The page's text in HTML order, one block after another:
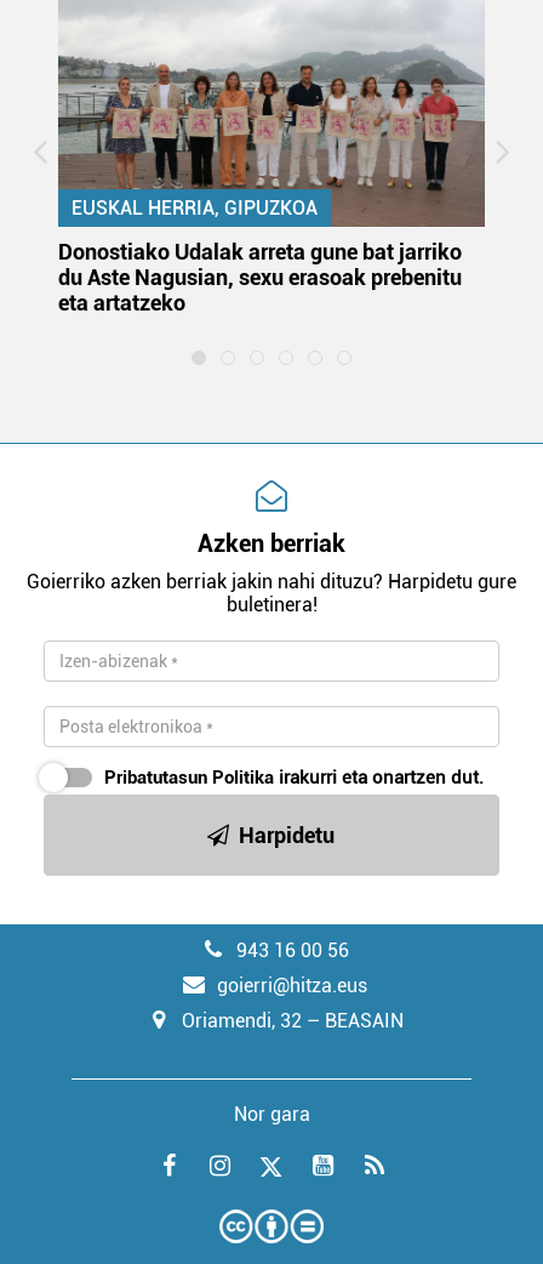
EUSKAL HERRIA, GIPUZKOA
Donostiako Udalak arreta gune bat jarriko
du Aste Nagusian, sexu erasoak prebenitu
eta artatzeko
Azken berriak
Goierriko azken berriak jakin nahi dituzu? Harpidetu gure
buletinera!
Pribatutasun Politika irakurri eta onartzen dut.
Harpidetu
943 16 00 56
goierri@hitza.eus
Oriamendi, 32 – BEASAIN
Nor gara